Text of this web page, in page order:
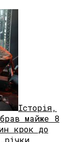
Історія,
майже 8
крок до
річки